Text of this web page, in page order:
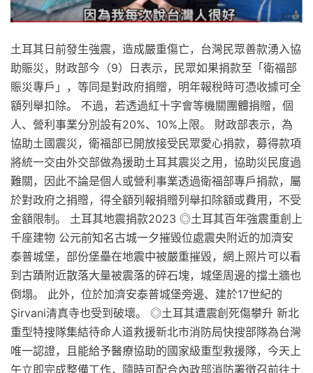
土耳其日前發生強震，造成嚴重傷亡，台灣民眾善款湧入協
助賑災，財政部今（9）日表示，民眾如果捐款至「衛福部
賑災專戶」，等同是對政府捐贈，明年報稅時可憑收據可全
額列舉扣除。 不過，若透過紅十字會等機關團體捐贈，個
人、營利事業分別設有20%、10%上限。 財政部表示，為
協助土國震災，衛福部已開放接受民眾愛心捐款，募得款項
將統一交由外交部做為援助土耳其震災之用，協助災民度過
難關，因此不論是個人或營利事業透過衛福部專戶捐款，屬
於對政府之捐贈，得全額列報捐贈列舉扣除額或費用，不受
金額限制。 土耳其地震捐款2023 ◎土耳其百年強震重創上
千座建物 公元前知名古城一夕摧毀位處震央附近的加濟安
泰普城堡，部份堡壘在地震中被嚴重摧毀，網上照片可以看
到古蹟附近散落大量被震落的碎石塊，城堡周邊的擋土牆也
倒塌。 此外，位於加濟安泰普城堡旁邊、建於17世紀的
Şirvani清真寺也受到破壞。 ◎土耳其遭震創死傷攀升 新北
重型特搜隊集結待命人道救援新北市消防局快搜部隊為台灣
唯一認證，且能給予醫療協助的國家級重型救援隊，今天上
午立即完成整備工作，隨時可配合內政部消防署徵召前往土